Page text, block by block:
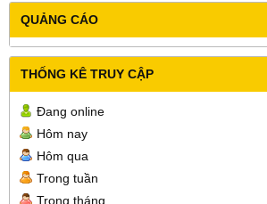
QUẢNG CÁO
THỐNG KÊ TRUY CẬP
Đang online
Hôm nay
Hôm qua
Trong tuần
Trong tháng